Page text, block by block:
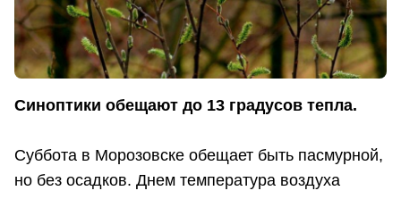
Синоптики обещают до 13 градусов тепла.
Суббота в Морозовске обещает быть пасмурной,
но без осадков. Днем температура воздуха